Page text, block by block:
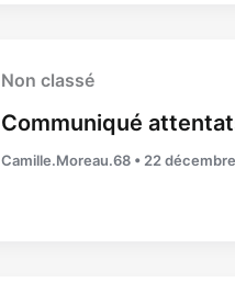
Non classé
Communiqué
Camille.Moreau.68 • 22